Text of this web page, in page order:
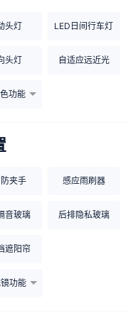
头灯 LED日间行车灯
头灯 自适应远近光
功能
夹手 感应雨刷器
音玻璃 后排隐私玻璃
遮阳帘
功能